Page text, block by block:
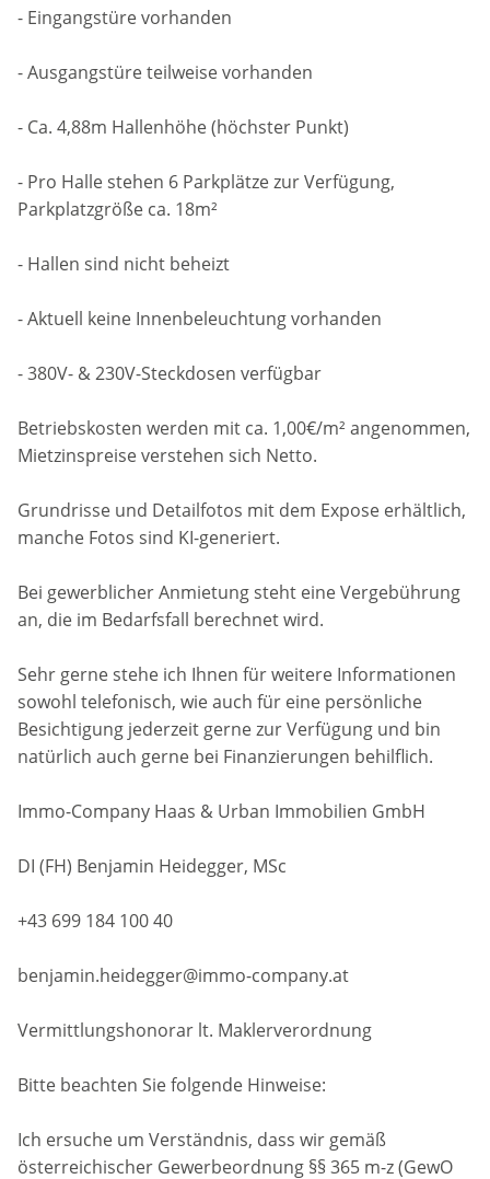
- Eingangstüre vorhanden
- Ausgangstüre teilweise vorhanden
- Ca. 4,88m Hallenhöhe (höchster Punkt)
- Pro Halle stehen 6 Parkplätze zur Verfügung,
Parkplatzgröße ca. 18m²
- Hallen sind nicht beheizt
- Aktuell keine Innenbeleuchtung vorhanden
- 380V- & 230V-Steckdosen verfügbar
Betriebskosten werden mit ca. 1,00€/m² angenommen,
Mietzinspreise verstehen sich Netto.
Grundrisse und Detailfotos mit dem Expose erhältlich,
manche Fotos sind KI-generiert.
Bei gewerblicher Anmietung steht eine Vergebührung
an, die im Bedarfsfall berechnet wird.
Sehr gerne stehe ich Ihnen für weitere Informationen
sowohl telefonisch, wie auch für eine persönliche
Besichtigung jederzeit gerne zur Verfügung und bin
natürlich auch gerne bei Finanzierungen behilflich.
Immo-Company Haas & Urban Immobilien GmbH
DI (FH) Benjamin Heidegger, MSc
+43 699 184 100 40
benjamin.heidegger@immo-company.at
Vermittlungshonorar lt. Maklerverordnung
Bitte beachten Sie folgende Hinweise:
Ich ersuche um Verständnis, dass wir gemäß
österreichischer Gewerbeordnung §§ 365 m-z (GewO